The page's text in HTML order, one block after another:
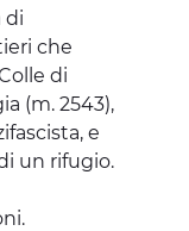
di
che
di
(m. 2543),
e
un rifugio.